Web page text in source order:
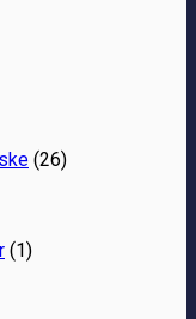
(26)
(1)